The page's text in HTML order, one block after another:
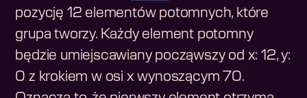
pozycję 12 elementów potomnych, które
grupa tworzy. Każdy element potomny
będzie umiejscawiany począwszy od x: 12, y:
0 z krokiem w osi x wynoszącym 70.